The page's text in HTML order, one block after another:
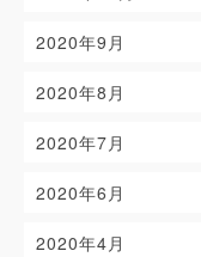
2020年9月
2020年8月
2020年7月
2020年6月
2020年4月